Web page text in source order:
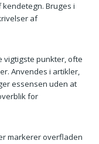
Bruges i
af
vigtigste punkter, ofte
Anvendes i artikler,
essensen uden at
for
markerer overfladen